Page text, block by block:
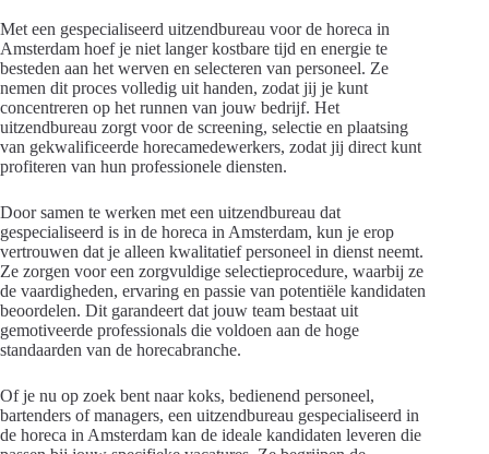
Met een gespecialiseerd uitzendbureau voor de horeca in
Amsterdam hoef je niet langer kostbare tijd en energie te
besteden aan het werven en selecteren van personeel. Ze
nemen dit proces volledig uit handen, zodat jij je kunt
concentreren op het runnen van jouw bedrijf. Het
uitzendbureau zorgt voor de screening, selectie en plaatsing
van gekwalificeerde horecamedewerkers, zodat jij direct kunt
profiteren van hun professionele diensten.
Door samen te werken met een uitzendbureau dat
gespecialiseerd is in de horeca in Amsterdam, kun je erop
vertrouwen dat je alleen kwalitatief personeel in dienst neemt.
Ze zorgen voor een zorgvuldige selectieprocedure, waarbij ze
de vaardigheden, ervaring en passie van potentiële kandidaten
beoordelen. Dit garandeert dat jouw team bestaat uit
gemotiveerde professionals die voldoen aan de hoge
standaarden van de horecabranche.
Of je nu op zoek bent naar koks, bedienend personeel,
bartenders of managers, een uitzendbureau gespecialiseerd in
de horeca in Amsterdam kan de ideale kandidaten leveren die